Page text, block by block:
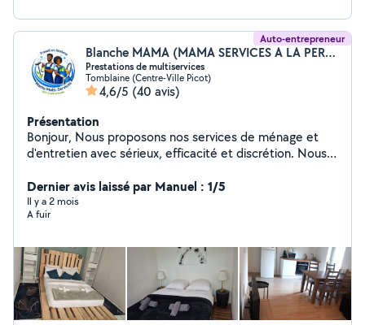
Auto-entrepreneur
Blanche MAMA (MAMA SERVICES A LA PERSONNE)
Prestations de multiservices
Tomblaine (Centre-Ville Picot)
4,6/5 (40 avis)
Présentation
Bonjour, Nous proposons nos services de ménage et
d'entretien avec sérieux, efficacité et discrétion. Nous
permet d'être rapides, organisés et de garantir un travail
soigné et de qualité. Nous intervenons chez les
particuliers, dans les bureaux, Airbnb et locaux
entretien régulier, nettoyage après location, remise en
état, vitres sur demande. Nous sommes ponctuels,
motivés et soucieux de votre satisfaction. N'hésitez pas
à faire appel à nous, nous serons ravis de vous
accompagner.
Dernier avis laissé par Manuel : 1/5
Il y a 2 mois
A fuir